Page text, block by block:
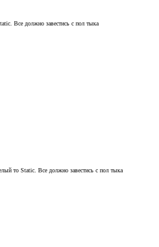
Все должно завестись с пол тыка
то Static. Все должно завестись с пол тыка